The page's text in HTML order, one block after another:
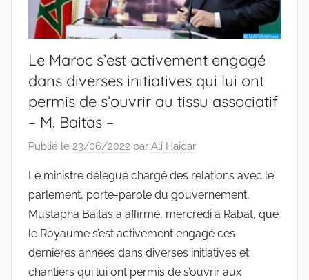
Le Maroc s’est activement engagé
dans diverses initiatives qui lui ont
permis de s’ouvrir au tissu associatif
– M. Baitas –
Publié le 23/06/2022 par Ali Haidar
Le ministre délégué chargé des relations avec le
parlement, porte-parole du gouvernement,
Mustapha Baitas a affirmé, mercredi à Rabat, que
le Royaume s’est activement engagé ces
dernières années dans diverses initiatives et
chantiers qui lui ont permis de s’ouvrir aux